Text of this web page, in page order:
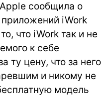
сообщила о
приложений iWork
что iWork так и не
к себе
ту цену, что за него
и никому не
модель